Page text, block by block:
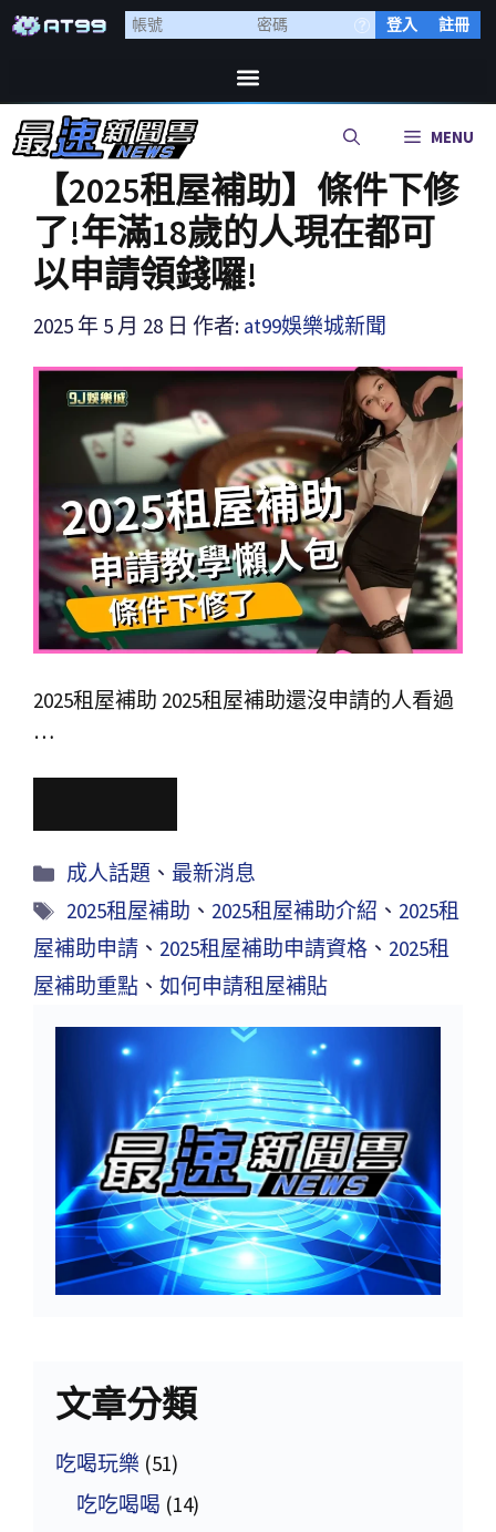
登入 註冊
MENU
【2025租屋補助】條件下修
了!年滿18歲的人現在都可
以申請領錢囉!
2025 年 5 月 28 日 作者: at99娛樂城新聞
2025租屋補助 2025租屋補助還沒申請的人看過
…
成人話題 、最新消息
2025租屋補助 、 2025租屋補助介紹 、 2025租
屋補助申請 、 2025租屋補助申請資格 、 2025租
屋補助重點 、 如何申請租屋補貼
文章分類
吃喝玩樂 (51)
吃吃喝喝 (14)